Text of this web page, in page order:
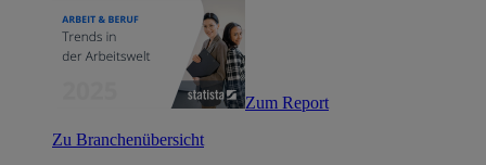
Zum Report
Zu Branchenübersicht